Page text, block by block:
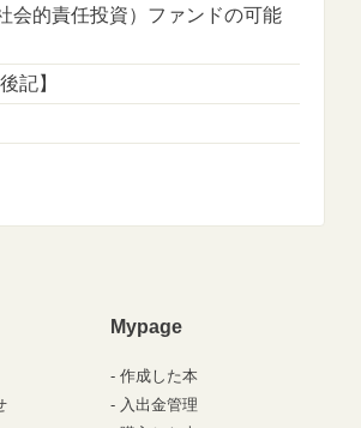
会的責任投資）ファンドの可能
記】
Mypage
作成した本
入出金管理